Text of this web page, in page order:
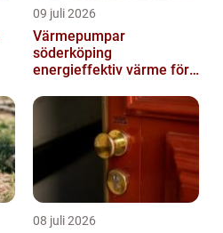
09 juli 2026
Värmepumpar
söderköping
energieffektiv värme för
08 juli 2026